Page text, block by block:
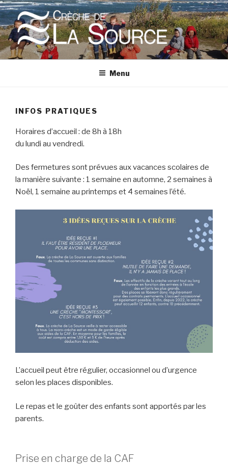
Aller
au
contenu
principal
CRÈCHE DE LA SOURCE
Une micro-crèche à Fort-Bloqué, Ploemeur, Bretagne
Menu
INFOS PRATIQUES
Horaires d’accueil : de 8h à 18h
du lundi au vendredi.
Des fermetures sont prévues aux vacances scolaires de
la manière suivante : 1 semaine en automne, 2 semaines à
Noël, 1 semaine au printemps et 4 semaines l’été.
L’accueil peut être régulier, occasionnel ou d’urgence
selon les places disponibles.
Le repas et le goûter des enfants sont apportés par les
parents.
Prise en charge de la CAF